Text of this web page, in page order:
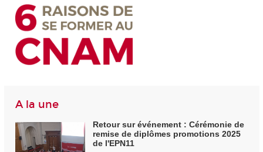
A la une
Retour sur événement : Cérémonie de
remise de diplômes promotions 2025
de l'EPN11